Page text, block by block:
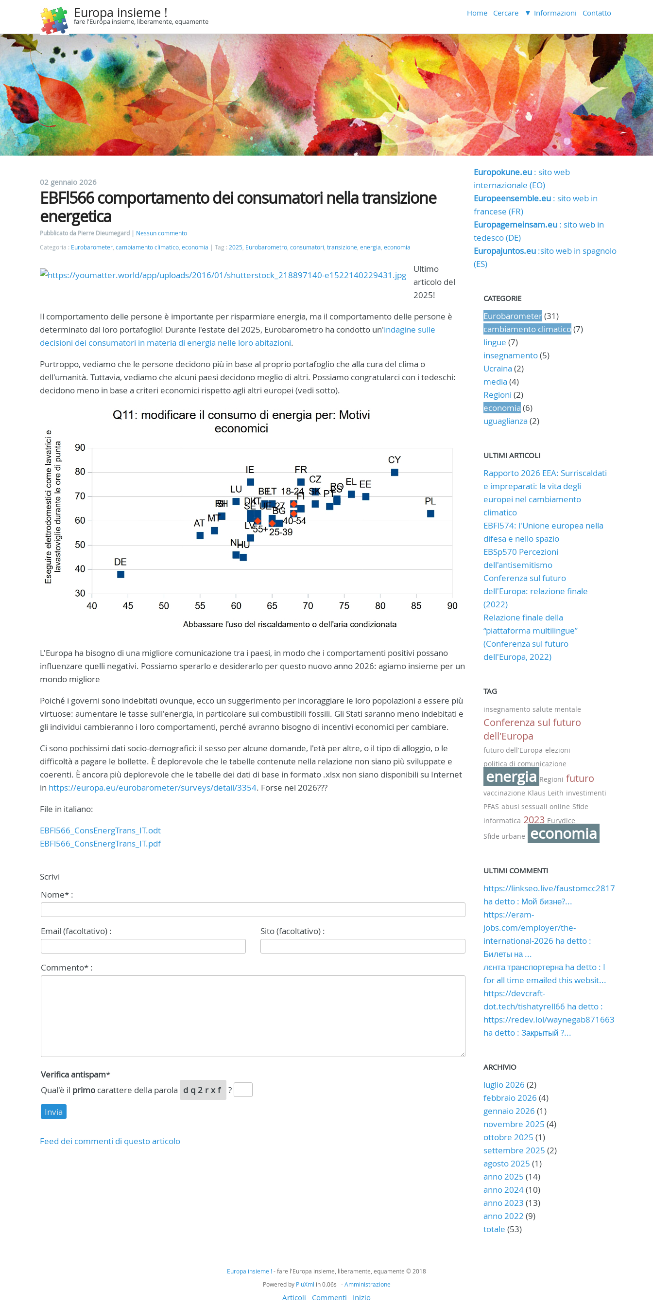
Europa insieme !
fare l'Europa insieme, liberamente, equamente
Home Cercare Informazioni Contatto
02 gennaio 2026
EBFl566 comportamento dei consumatori nella transizione
energetica
Pubblicato da Pierre Dieumegard
Nessun commento
Categoria : Eurobarometer, cambiamento climatico, economia Tag : 2025, Eurobarometro, consumatori, transizione, energia, economia
Ultimo
articolo del
2025!
Il comportamento delle persone è importante per risparmiare energia, ma il comportamento delle persone è
determinato dal loro portafoglio! Durante l'estate del 2025, Eurobarometro ha condotto un'indagine sulle
decisioni dei consumatori in materia di energia nelle loro abitazioni.
Purtroppo, vediamo che le persone decidono più in base al proprio portafoglio che alla cura del clima o
dell'umanità. Tuttavia, vediamo che alcuni paesi decidono meglio di altri. Possiamo congratularci con i tedeschi:
decidono meno in base a criteri economici rispetto agli altri europei (vedi sotto).
L'Europa ha bisogno di una migliore comunicazione tra i paesi, in modo che i comportamenti positivi possano
influenzare quelli negativi. Possiamo sperarlo e desiderarlo per questo nuovo anno 2026: agiamo insieme per un
mondo migliore
Poiché i governi sono indebitati ovunque, ecco un suggerimento per incoraggiare le loro popolazioni a essere più
virtuose: aumentare le tasse sull'energia, in particolare sui combustibili fossili. Gli Stati saranno meno indebitati e
gli individui cambieranno i loro comportamenti, perché avranno bisogno di incentivi economici per cambiare.
Ci sono pochissimi dati socio-demografici: il sesso per alcune domande, l'età per altre, o il tipo di alloggio, o le
difficoltà a pagare le bollette. È deplorevole che le tabelle contenute nella relazione non siano più sviluppate e
coerenti. È ancora più deplorevole che le tabelle dei dati di base in formato .xlsx non siano disponibili su Internet
in https://europa.eu/eurobarometer/surveys/detail/3354. Forse nel 2026???
File in italiano:
EBFl566_ConsEnergTrans_IT.odt
EBFl566_ConsEnergTrans_IT.pdf
Scrivi
Nome* :
Email (facoltativo) : Sito (facoltativo) :
Commento* :
Verifica antispam*
Qual'è il primo carattere della parola dq2rxf ?
Feed dei commenti di questo articolo
Europokune.eu: sito web
internazionale (EO)
Europeensemble.eu: sito web in
francese (FR)
Europagemeinsam.eu: sito web in
tedesco (DE)
Europajuntos.eu:sito web in spagnolo
(ES)
CATEGORIE
Eurobarometer(31)
cambiamento climatico(7)
lingue (7)
insegnamento(5)
Ucraina (2)
media (4)
Regioni (2)
economia (6)
uguaglianza (2)
ULTIMI ARTICOLI
Rapporto 2026 EEA: Surriscaldati
e impreparati: la vita degli
europei nel cambiamento
climatico
EBFl574: l'Unione europea nella
difesa e nello spazio
EBSp570 Percezioni
dell'antisemitismo
Conferenza sul futuro
dell'Europa: relazione finale
(2022)
Relazione finale della
“piattaforma multilingue”
(Conferenza sul futuro
dell'Europa, 2022)
TAG
insegnamento salute mentale
Conferenza sul futuro
dell'Europa
futuro dell'Europa elezioni
politica di comunicazione
energia Regioni futuro
vaccinazione Klaus Leith investimenti
PFAS abusi sessuali online Sfide
informatica 2023 Eurydice
Sfide urbane
economia
ULTIMI COMMENTI
https://linkseo.live/faustomcc2817
ha detto : Мой бизне?...
https://eram-
jobs.com/employer/the-
international-2026 ha detto :
Билеты на ...
лєнта транспортерна ha detto : I
for all time emailed this websit...
https://devcraft-
dot.tech/tishatyrell66 ha detto :
https://redev.lol/waynegab871663
ha detto : Закрытый ?...
ARCHIVIO
luglio 2026 (2)
febbraio 2026 (4)
gennaio 2026 (1)
novembre 2025 (4)
ottobre 2025 (1)
settembre 2025 (2)
agosto 2025 (1)
anno 2025 (14)
anno 2024(10)
anno 2023 (13)
anno 2022 (9)
totale (53)
Europa insieme !- fare l'Europa insieme, liberamente, equamente © 2018
Powered by PluXml in 0.06s -Amministrazione
Articoli Commenti Inizio